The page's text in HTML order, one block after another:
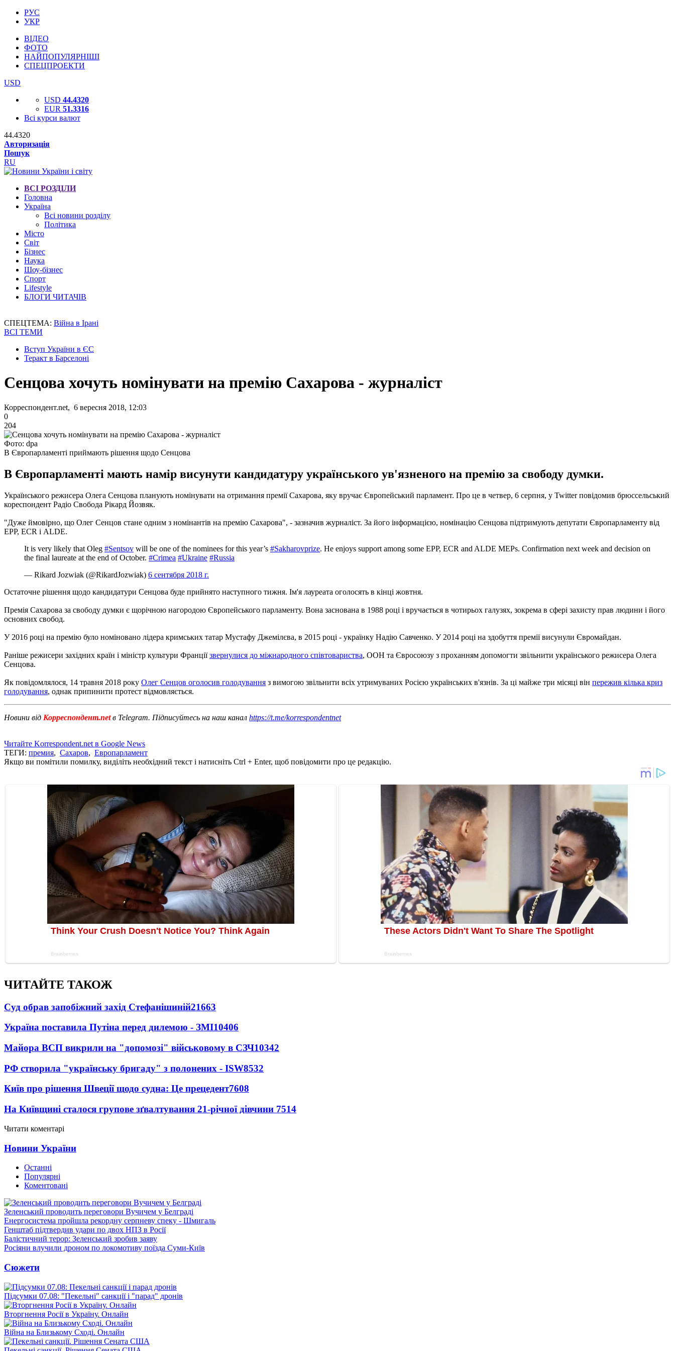
РУС
УКР
ВІДЕО
ФОТО
НАЙПОПУЛЯРНІШІ
СПЕЦПРОЕКТИ
USD
USD 44.4320
EUR 51.3316
Всі курси валют
44.4320
Авторизація
Пошук
RU
ВСІ РОЗДІЛИ
Головна
Україна
Всі новини розділу
Політика
Місто
Світ
Бізнес
Наука
Шоу-бізнес
Спорт
Lifestyle
БЛОГИ ЧИТАЧІВ
СПЕЦТЕМА: Війна в Ірані
ВСІ ТЕМИ
Вступ України в ЄС
Теракт в Барселоні
Сенцова хочуть номінувати на премію Сахарова - журналіст
Корреспондент.net, 6 вересня 2018, 12:03
0
204
Фото: dpa
В Європарламенті приймають рішення щодо Сенцова
В Європарламенті мають намір висунути кандидатуру українського ув'язненого на премію за свободу думки.
Українського режисера Олега Сенцова планують номінувати на отримання премії Сахарова, яку вручає Європейський парламент. Про це в четвер, 6 серпня, у Twitter повідомив брюссельський
кореспондент Радіо Свобода Рікард Йозвяк.
"Дуже ймовірно, що Олег Сенцов стане одним з номінантів на премію Сахарова", - зазначив журналіст. За його інформацією, номінацію Сенцова підтримують депутати Європарламенту від
EPP, ECR і ALDE.
It is very likely that Oleg #Sentsov will be one of the nominees for this year’s #Sakharovprize. He enjoys support among some EPP, ECR and ALDE MEPs. Confirmation next week and decision on
the final laureate at the end of October. #Crimea #Ukraine #Russia
— Rikard Jozwiak (@RikardJozwiak) 6 сентября 2018 г.
Остаточне рішення щодо кандидатури Сенцова буде прийнято наступного тижня. Ім'я лауреата оголосять в кінці жовтня.
Премія Сахарова за свободу думки є щорічною нагородою Європейського парламенту. Вона заснована в 1988 році і вручається в чотирьох галузях, зокрема в сфері захисту прав людини і його
основних свобод.
У 2016 році на премію було номіновано лідера кримських татар Мустафу Джемілєва, в 2015 році - українку Надію Савченко. У 2014 році на здобуття премії висунули Євромайдан.
Раніше режисери західних країн і міністр культури Франціїзвернулися до міжнародного співтовариства, ООН та Євросоюзу з проханням допомогти звільнити українського режисера Олега
Сенцова.
Як повідомлялося, 14 травня 2018 року Олег Сенцов оголосив голодування з вимогою звільнити всіх утримуваних Росією українських в'язнів. За ці майже три місяці він пережив кілька криз
голодування, однак припинити протест відмовляється.
Новини від Корреспондент.netв Telegram. Підписуйтесь на наш канал https://t.me/korrespondentnet
Читайте Korrespondent.net в Google News
ТЕГИ: премия, Сахаров, Европарламент
Якщо ви помітили помилку, виділіть необхідний текст і натисніть Ctrl + Enter, щоб повідомити про це редакцію.
ЧИТАЙТЕ ТАКОЖ
Суд обрав запобіжний захід Стефанішиній21663
Україна поставила Путіна перед дилемою - ЗМІ10406
Майора ВСП викрили на "допомозі" військовому в СЗЧ10342
РФ створила "українську бригаду" з полонених - ISW8532
Київ про рішення Швеції щодо судна: Це прецедент7608
На Київщині сталося групове зґвалтування 21-річної дівчини 7514
Читати коментарі
Новини України
Останні
Популярні
Коментовані
Зеленський проводить переговори Вучичем у Белграді
Енергосистема пройшла рекордну серпневу спеку - Шмигаль
Генштаб підтвердив удари по двох НПЗ в Росії
Балістичний терор: Зеленський зробив заяву
Росіяни влучили дроном по локомотиву поїзда Суми-Київ
Сюжети
Підсумки 07.08: "Пекельні" санкції і "парад" дронів
Вторгнення Росії в Україну. Онлайн
Війна на Близькому Сході. Онлайн